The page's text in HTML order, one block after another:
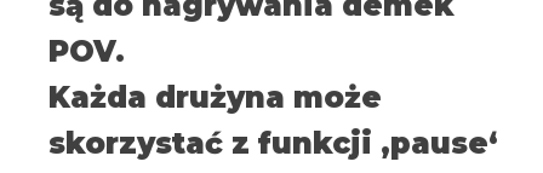
POV.
Każda drużyna może
skorzystać z funkcji ‚pause‘